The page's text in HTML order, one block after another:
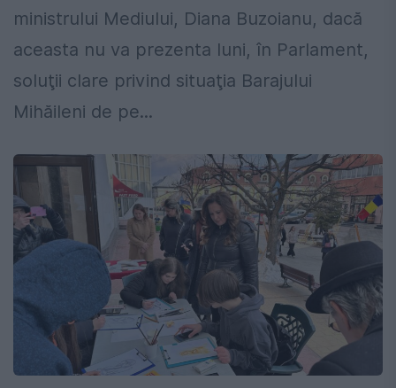
ministrului Mediului, Diana Buzoianu, dacă
aceasta nu va prezenta luni, în Parlament,
soluţii clare privind situaţia Barajului
Mihăileni de pe...